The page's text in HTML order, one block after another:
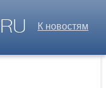
К новостям